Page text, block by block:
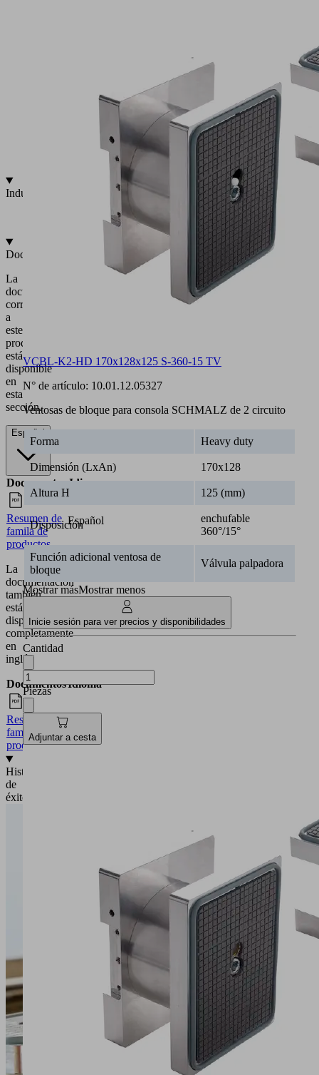
Industrias
Documentación
La
documentación
correspondiente
a
este
producto
está
disponible
en
esta
sección.
Español
Documentos Idioma
Resumen de
famila de
productos
Español
La
documentación
también
está
disponible
completamente
en
inglés.
DocumentosIdioma
Resumen de
famila de
productos
Inglés
Historia
de
éxito
VCBL-K2-HD 170x128x125 S-360-15 TV
N° de artículo: 10.01.12.05327
Ventosas de bloque para consola SCHMALZ de 2 circuito
Forma Heavy duty
Dimensión (LxAn) 170x128
Altura H 125 (mm)
Disposición
enchufable
360°/15°
Función adicional ventosa de
bloque
Válvula palpadora
Mostrar másMostrar menos
Inicie sesión para ver precios y disponibilidades
Cantidad
Piezas
Adjuntar a cesta